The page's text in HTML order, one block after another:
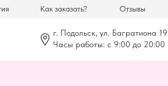
Отзывы
Как заказать?
г. Подольск, ул. Багратиона 19
Часы работы: с 9:00 до 20:00